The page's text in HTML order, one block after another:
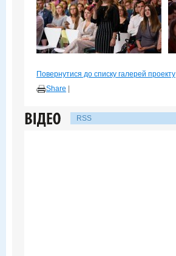
Повернутися до списку галерей проекту
Share
RSS